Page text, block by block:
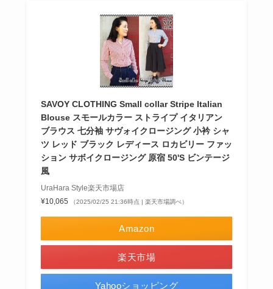
SAVOY CLOTHING Small collar Stripe Italian
Blouse スモールカラー ストライプ イタリアン
ブラウス 七分袖 サヴォイクロージング 小衿 シャ
ツ レッド ブラック レディース ロカビリー ファッ
ション サボイクロージング 原宿 50'S ビンテージ
風
UraHara Style楽天市場店
¥10,065
（2025/02/25 21:36時点 | 楽天市場調べ）
Amazon
楽天市場
Yahooショッピング